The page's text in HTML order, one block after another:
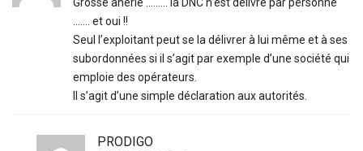
Grosse anerie ……… la DNC n’est délivré par personne
……. et oui !!
Seul l’exploitant peut se la délivrer à lui même et à ses
subordonnées si il s’agit par exemple d’une société qui
emploie des opérateurs.
Il s’agit d’une simple déclaration aux autorités.
PRODIGO